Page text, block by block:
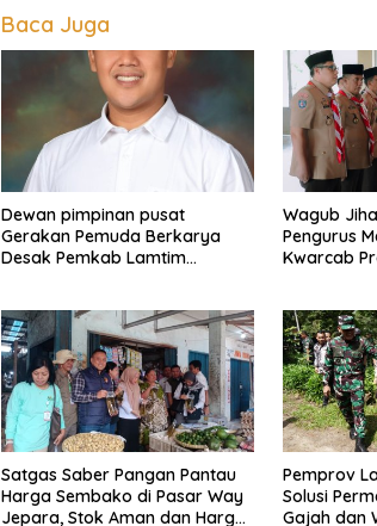
Baca Juga
Dewan pimpinan pusat
Gerakan Pemuda Berkarya
Desak Pemkab Lamtim
Wagub
Pengurus
Kwarcab
dan Inklusif
Satgas Saber Pangan Pantau
Harga Sembako di Pasar Way
Jepara, Stok Aman dan Harga
Pemprov
Solusi
Gajah dan